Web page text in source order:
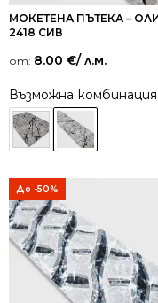
МОКЕТЕНА ПЪТЕКА –
2418 СИВ
от: 8.00 €/ л.м.
Възможна комбинация
До -50%